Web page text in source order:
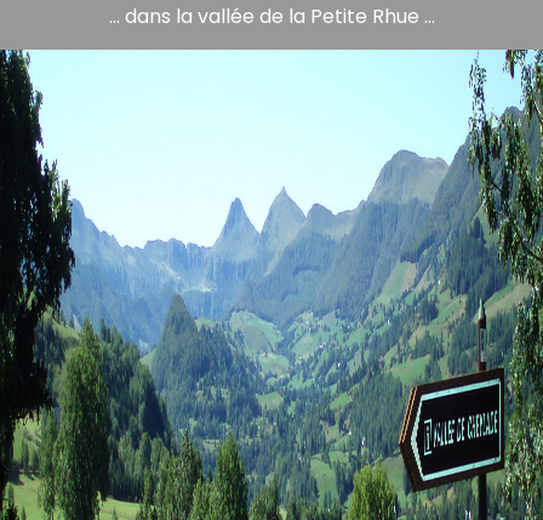
... dans la vallée de la Petite Rhue ...